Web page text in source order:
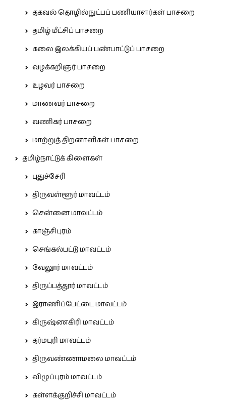
தகவல் தொழில்நுட்பப் பணியாளர்கள் பாசறை
தமிழ் மீட்சிப் பாசறை
கலை இலக்கியப் பண்பாட்டுப் பாசறை
வழக்கறிஞர் பாசறை
உழவர் பாசறை
மாணவர் பாசறை
வணிகர் பாசறை
மாற்றுத் திறனாளிகள் பாசறை
தமிழ்நாட்டுக் கிளைகள்
புதுச்சேரி
திருவள்ளூர் மாவட்டம்
சென்னை மாவட்டம்
காஞ்சிபுரம்
செங்கல்பட்டு மாவட்டம்
வேலூர் மாவட்டம்
திருப்பத்தூர் மாவட்டம்
இராணிப்பேட்டை மாவட்டம்
கிருஷ்ணகிரி மாவட்டம்
தர்மபுரி மாவட்டம்
திருவண்ணாமலை மாவட்டம்
விழுப்புரம் மாவட்டம்
கள்ளக்குறிச்சி மாவட்டம்